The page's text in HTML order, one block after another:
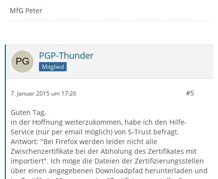
MfG Peter
PGP-Thunder
Mitglied
7. Januar 2015 um 17:26 #5
Guten Tag,
in der Hoffnung weiterzukommen, habe ich den Hilfe-
Service (nur per email möglich) von S-Trust befragt.
Antwort: "Bei Firefox werden leider nicht alle
Zwischenzertifikate bei der Abholung des Zertifikates mit
importiert". Ich möge die Dateien der Zertifizierungsstellen
über einen angegebenen Downloadpfad herunterladen und